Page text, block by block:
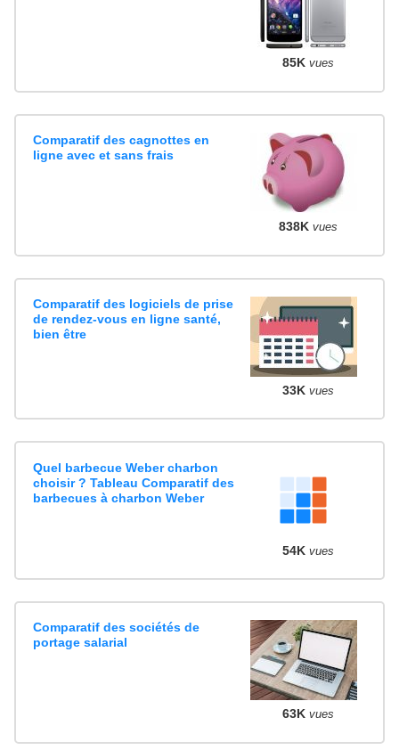
85K vues
Comparatif des cagnottes en
ligne avec et sans frais
838K vues
Comparatif des logiciels de prise
de rendez-vous en ligne santé,
bien être
33K vues
Quel barbecue Weber charbon
choisir ? Tableau Comparatif des
barbecues à charbon Weber
54K vues
Comparatif des sociétés de
portage salarial
63K vues